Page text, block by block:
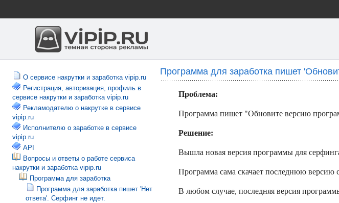
О сервисе накрутки и заработка vipip.ru
Регистрация, авторизация, профиль в
сервисе накрутки и заработка vipip.ru
Рекламодателю о накрутке в сервисе
vipip.ru
Исполнителю о заработке в сервисе
vipip.ru
API
Вопросы и ответы о работе сервиса
накрутки и заработка vipip.ru
Программа для заработка
Программа для заработка пишет 'Нет
ответа'. Серфинг не идет.
Программа для заработка пишет
Проблема:
Программа пишет "Обновите версию
Решение:
Вышла новая версия программы для
Программа сама скачает последнюю версию
В любом случае, последняя версия